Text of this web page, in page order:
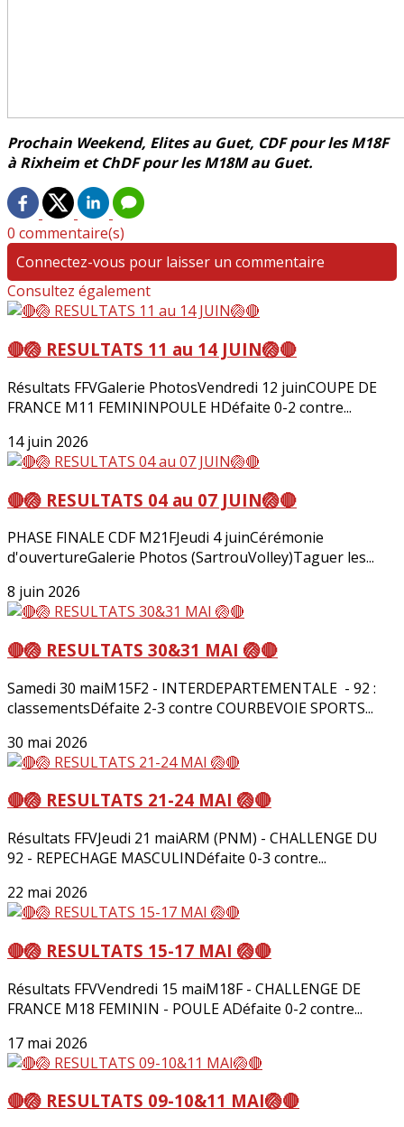
Prochain Weekend, Elites au Guet, CDF pour les M18F
à Rixheim et ChDF pour les M18M au Guet.
0 commentaire(s)
Connectez-vous pour laisser un commentaire
Consultez également
🔴🏐 RESULTATS 11 au 14 JUIN🏐🔴
Résultats FFVGalerie PhotosVendredi 12 juinCOUPE DE
FRANCE M11 FEMININPOULE HDéfaite 0-2 contre...
14 juin 2026
🔴🏐 RESULTATS 04 au 07 JUIN🏐🔴
PHASE FINALE CDF M21FJeudi 4 juinCérémonie
d'ouvertureGalerie Photos (SartrouVolley)Taguer les...
8 juin 2026
🔴🏐 RESULTATS 30&31 MAI 🏐🔴
Samedi 30 maiM15F2 - INTERDEPARTEMENTALE - 92 :
classementsDéfaite 2-3 contre COURBEVOIE SPORTS...
30 mai 2026
🔴🏐 RESULTATS 21-24 MAI 🏐🔴
Résultats FFVJeudi 21 maiARM (PNM) - CHALLENGE DU
92 - REPECHAGE MASCULINDéfaite 0-3 contre...
22 mai 2026
🔴🏐 RESULTATS 15-17 MAI 🏐🔴
Résultats FFVVendredi 15 maiM18F - CHALLENGE DE
FRANCE M18 FEMININ - POULE ADéfaite 0-2 contre...
17 mai 2026
🔴🏐 RESULTATS 09-10&11 MAI🏐🔴